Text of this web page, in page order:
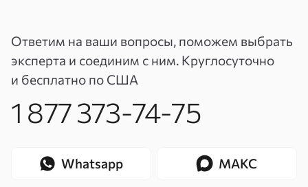
Ответим на ваши вопросы, поможем выбрать
эксперта и соединим с ним. Круглосуточно
и бесплатно по США
1 877 373-74-75
Whatsapp МАКС